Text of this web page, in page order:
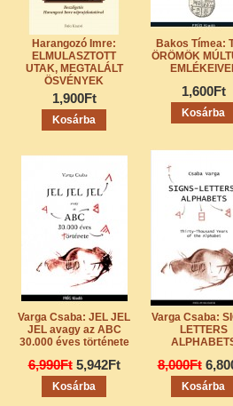
Harangozó Imre:
ELMULASZTOTT
UTAK, MEGTALÁLT
ÖSVÉNYEK
1,900Ft
Bakos Tímea:
ÖRÖMÖK
1,600Ft
Varga Csaba: JEL JEL
JEL avagy az ABC
30.000 éves története
6,990Ft 5,942Ft
Varga Csaba:
LETTERS
8,000Ft